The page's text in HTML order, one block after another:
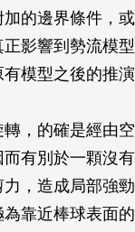
的邊界條件，
影響到勢流模
模型之後的推演
，的確是經由
有別於一顆沒
，造成局部強
靠近棒球表面